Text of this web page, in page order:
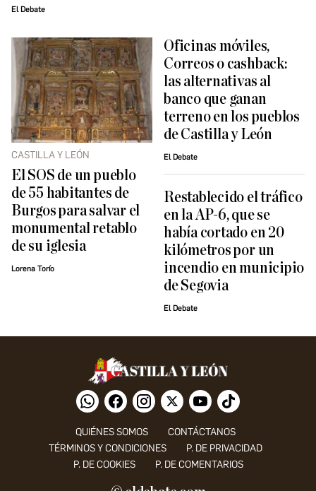
El Debate
CASTILLA Y LEÓN
El SOS de un pueblo
de 55 habitantes de
Burgos para salvar el
monumental retablo
de su iglesia
Lorena Torío
Oficinas móviles,
Correos o cashback:
las alternativas al
banco que ganan
terreno en los pueblos
de Castilla y León
El Debate
Restablecido el tráfico
en la AP-6, que se
había cortado en 20
kilómetros por un
incendio en municipio
de Segovia
El Debate
QUIÉNES SOMOS
CONTÁCTANOS
TÉRMINOS Y CONDICIONES
P. DE PRIVACIDAD
P. DE COOKIES
P. DE COMENTARIOS